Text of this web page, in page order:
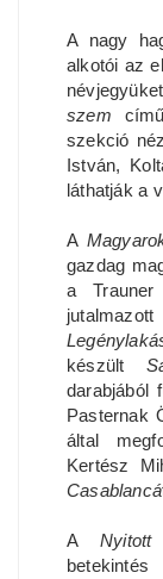
A nagy
alkotói az
szem
szekció
István,
láthatják a
A
gazdag
a Trauner
készült
darabjából
Pasternak
által
Kertész
Casablancá
A Nyitott